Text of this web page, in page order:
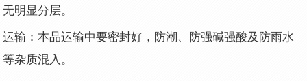
无明显分层。
运输：本品运输中要密封好，防潮、防强碱强酸及防雨水
等杂质混入。